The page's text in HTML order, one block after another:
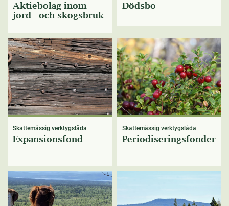
Aktiebolag inom
jord- och skogsbruk
Dödsbo
Skattemässig verktygslåda
Expansionsfond
Skattemässig verktygslåda
Periodiseringsfonder